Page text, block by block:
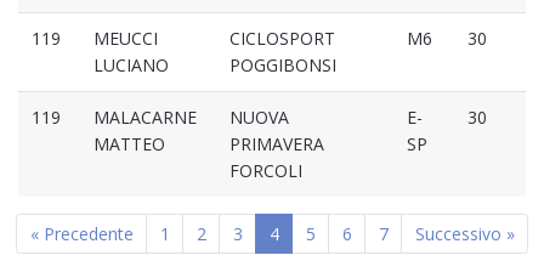
119
MEUCCI
LUCIANO
CICLOSPORT
POGGIBONSI
M6 30
119
MALACARNE
MATTEO
NUOVA
PRIMAVERA
FORCOLI
E-
SP
30
« Precedente 1 2 3 4 5 6 7 Successivo »